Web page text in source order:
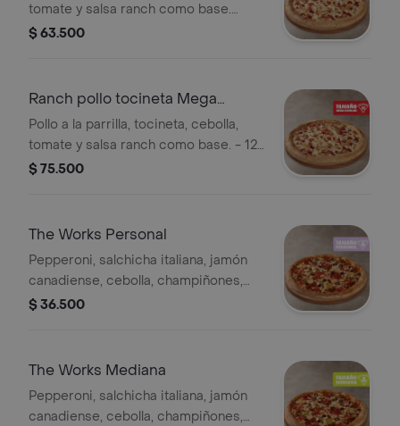
tomate y salsa ranch como base.
Incluye Salsa de Ajo, Sazonador
$ 63.500
Ranch pollo tocineta Mega
Familiar
Pollo a la parrilla, tocineta, cebolla,
tomate y salsa ranch como base. - 12
porciones. Incluye Salsa de Ajo,
$ 75.500
The Works Personal
Pepperoni, salchicha italiana, jamón
canadiense, cebolla, champiñones,
pimentón verde y aceitunas negras -
Pepperoncini.
$ 36.500
The Works Mediana
Pepperoni, salchicha italiana, jamón
canadiense, cebolla, champiñones,